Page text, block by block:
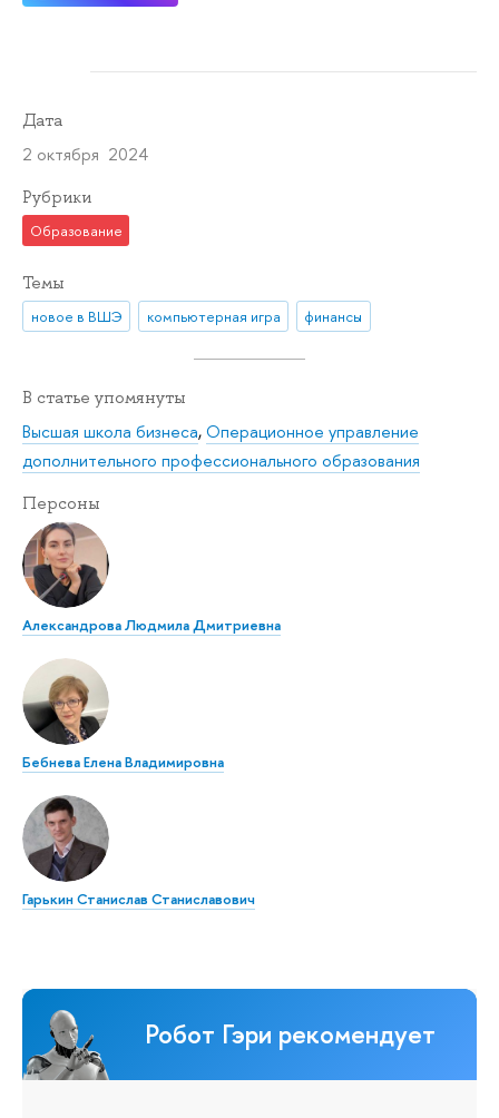
Дата
2 октября 2024
Рубрики
Образование
Темы
новое в ВШЭ компьютерная игра финансы
В статье упомянуты
Высшая школа бизнеса,Операционное управление
дополнительного профессионального образования
Персоны
Александрова Людмила Дмитриевна
Бебнева Елена Владимировна
Гарькин Станислав Станиславович
Робот Гэри рекомендует